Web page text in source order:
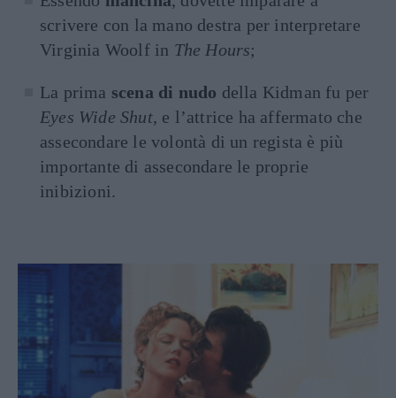
scrivere con la mano destra per interpretare
Virginia Woolf in The Hours;
La prima scena di nudo della Kidman fu per
Eyes Wide Shut, e l’attrice ha affermato che
assecondare le volontà di un regista è più
importante di assecondare le proprie
inibizioni.